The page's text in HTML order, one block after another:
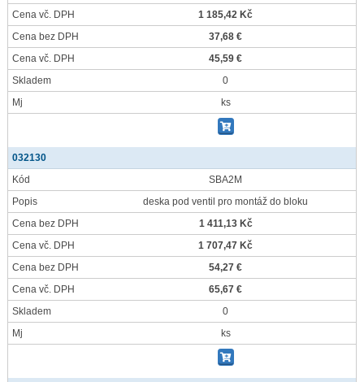
Cena vč. DPH
1 185,42 Kč
Cena bez DPH
37,68 €
Cena vč. DPH
45,59 €
Skladem
0
Mj
ks
032130
Kód
SBA2M
Popis
deska pod ventil pro montáž do bloku
Cena bez DPH
1 411,13 Kč
Cena vč. DPH
1 707,47 Kč
Cena bez DPH
54,27 €
Cena vč. DPH
65,67 €
Skladem
0
Mj
ks